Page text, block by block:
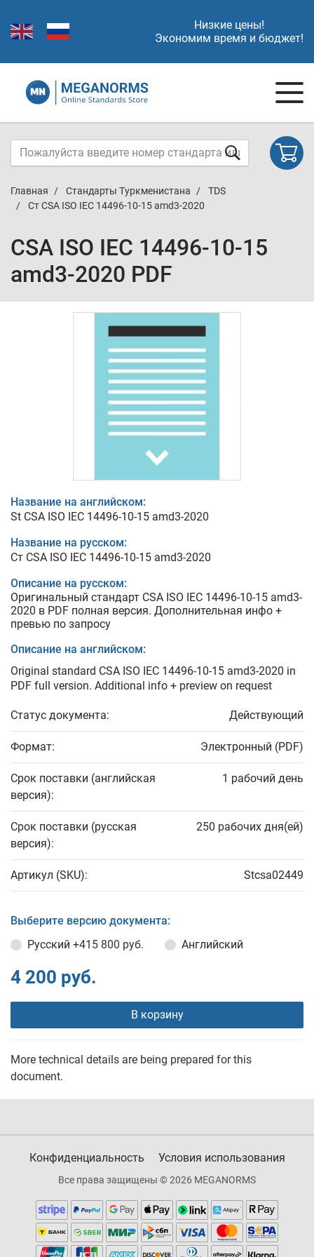
Низкие цены!
Экономим время и бюджет!
Главная Стандарты Туркменистана
TDS
Ст CSA ISO IEC 14496-10-15 amd3-2020
CSA ISO IEC 14496-10-15
amd3-2020 PDF
Название на английском:
St CSA ISO IEC 14496-10-15 amd3-2020
Название на русском:
Ст CSA ISO IEC 14496-10-15 amd3-2020
Описание на русском:
Оригинальный стандарт CSA ISO IEC 14496-10-15 amd3-
2020 в PDF полная версия. Дополнительная инфо +
превью по запросу
Описание на английском:
Original standard CSA ISO IEC 14496-10-15 amd3-2020 in
PDF full version. Additional info + preview on request
Статус документа: Действующий
Формат: Электронный (PDF)
Срок поставки (английская
версия):
1 рабочий день
Срок поставки (русская
версия):
250 рабочих дня(ей)
Артикул (SKU): Stcsa02449
Выберите версию документа:
Русский +415 800 руб. Английский
4 200 руб.
В корзину
More technical details are being prepared for this
document.
Конфиденциальность Условия использования
Все права защищены © 2026 MEGANORMS